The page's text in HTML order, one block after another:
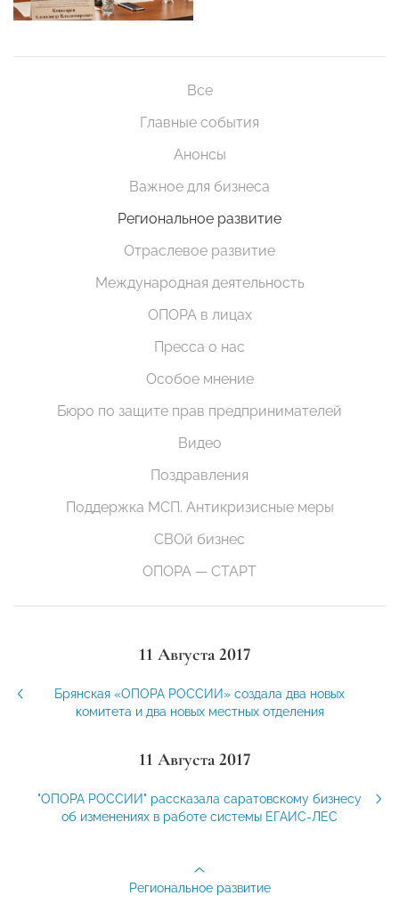
Все
Главные события
Анонсы
Важное для бизнеса
Региональное развитие
Отраслевое развитие
Международная деятельность
ОПОРА в лицах
Пресса о нас
Особое мнение
Бюро по защите прав предпринимателей
Видео
Поздравления
Поддержка МСП. Антикризисные меры
СВОй бизнес
ОПОРА — СТАРТ
11 Августа 2017
Брянская «ОПОРА РОССИИ» создала два новых
комитета и два новых местных отделения
11 Августа 2017
"ОПОРА РОССИИ" рассказала саратовскому бизнесу
об изменениях в работе системы ЕГАИС-ЛЕС
Региональное развитие